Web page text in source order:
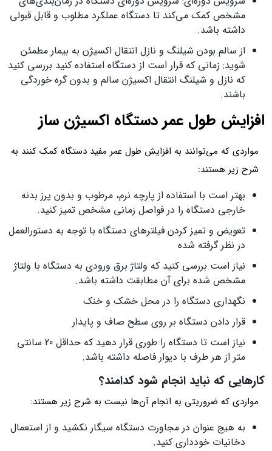
مشخص کمک می‌کند تا دستگاه عملکرد مطلوب و قابل قبولی
داشته باشد.
از سالم بودن شیلنگ و نازل انتقال اکسیژن به بیمار مطمئن
شوید: زمانی که قرار است از دستگاه استفاده کنید بررسی کنید
که نازل و شیلنگ انتقال اکسیژن سالم و بدون گره خوردگی
باشند.
افزایش طول عمر دستگاه اکسیژن ساز
مواردی که می‌توانند به افزایش طول عمر مفید دستگاه کمک کنند به
شرح زیر هستند:
بهتر است با استفاده از پارچه نرم، مرطوب و بدون پرز بدنه
خارجی دستگاه را در فواصل زمانی مشخص تمیز کنید.
تعویض و تمیز کردن فیلترهای دستگاه با توجه به دستورالعمل
در نظر گرفته شده
نیاز است بررسی کنید که ولتاژ برق ورودی به دستگاه با ولتاژ
مشخص شده برای آن مطابقت داشته باشد.
نگهداری دستگاه را در محل خشک و خنک
قرار دادن دستگاه بر روی سطح صاف و پایدار
نیاز است تا دستگاه را طوری قرار دهید که حداقل 20 سانتی
متر از هر طرف با دیوار فاصله داشته باشد.
کارهایی که نباید انجام شود کدامند؟
مواردی که ضروریتی به انجام آن‌ها نیست به شرح زیر هستند:
به هیج عنوان در مجاورت دستگاه سیگار نکشید و از استعمال
دخانیات خودداری کنید.